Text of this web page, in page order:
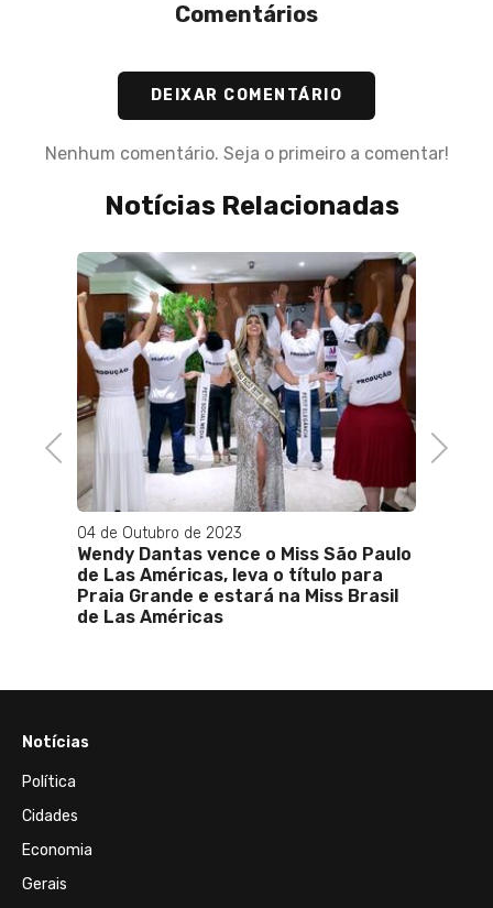
Comentários
DEIXAR COMENTÁRIO
Nenhum comentário. Seja o primeiro a comentar!
Notícias Relacionadas
Previous
o Miss São Paulo
leva o título para
estará na Miss Brasil
19 de Dezembro de 2024
Agrotóxicos, armas e
conheça a reforma
aprovada no Congresso
Next
Notícias
Política
Cidades
Economia
Gerais